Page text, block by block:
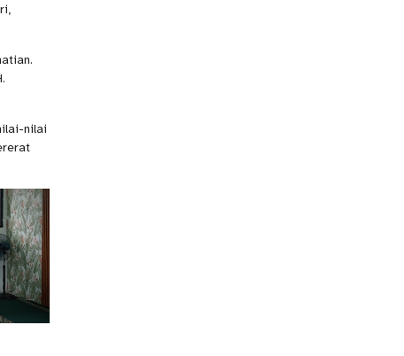
nilai